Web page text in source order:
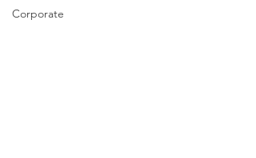
Corporate